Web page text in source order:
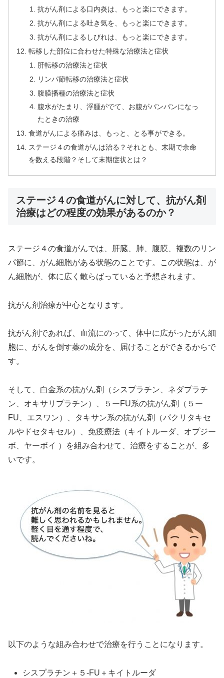
抗がん剤による口内炎は、もっと楽にできます。
抗がん剤による吐き気を、もっと楽にできます。
抗がん剤によるしびれは、もっと楽にできます。
転移した部位に合わせた特殊な治療法と症状
肝転移の治療法と症状
リンパ節転移の治療法と症状
腹膜播種の治療法と症状
腹水がたまり、浮腫がでて、お腹がパンパンになっ
たときの治療
食道がんによる痛みは、もっと、とる事ができる。
ステージ４の食道がんは治る？それとも、末期で余命
を数える段階？そして末期症状とは？
ステージ４の食道がんに対して、抗がん剤
治療はどの程度の効果があるのか？
ステージ４の食道がんでは、肝臓、肺、腹膜、複数のリン
パ節に、がん細胞がある状態のことです。この状態は、が
ん細胞が、体に広く散らばっていると予想されます。
抗がん剤治療が中心となります。
抗がん剤であれば、血流にのって、体中に広がったがん細
胞に、がんを倒す薬の成分を、届けることができるからで
す。
そして、白金系の抗がん剤（シスプラチン、ネダプラチ
ン、オキサリプラチン）、５ーFU系の抗がん剤（５ー
FU、エスワン）、タキサン系の抗がん剤（パクリタキセ
ルやドセタキセル）、免疫療法（キイトルーダ、オプジー
ボ、ヤーボイ ）を組み合わせて、治療をすることが、多
いです。
以下のような組み合わせで治療を行うことになります。
シスプラチン＋５-FU＋キイトルーダ